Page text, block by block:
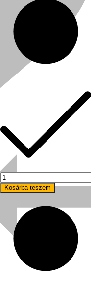
mennyiség
Kihlberg
a.560PN22
kartonzáró
mennyiség
Kosárba teszem